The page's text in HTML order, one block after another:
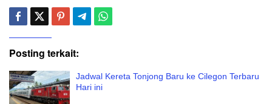
Posting terkait:
Jadwal Kereta Tonjong Baru ke Cilegon Terbaru
Hari ini